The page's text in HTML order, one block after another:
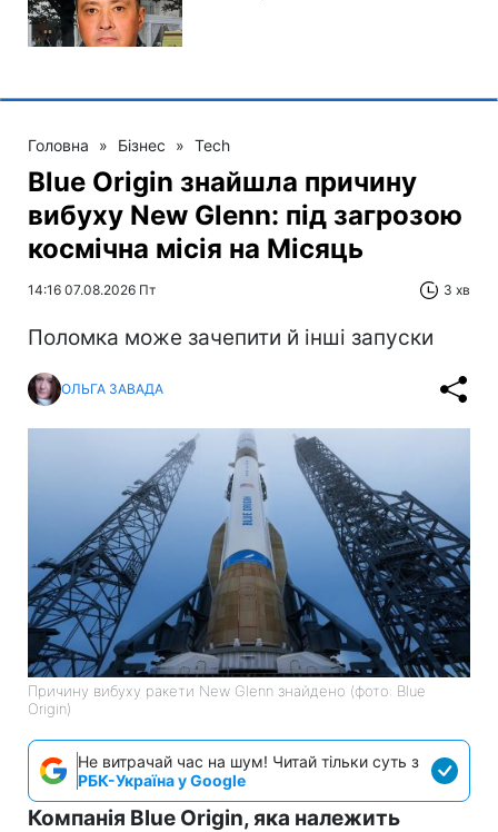
Головна » Бізнес » Tech
Blue Origin знайшла причину
вибуху New Glenn: під загрозою
космічна місія на Місяць
14:16 07.08.2026 Пт 3 хв
Поломка може зачепити й інші запуски
ОЛЬГА ЗАВАДА
Причину вибуху ракети New Glenn знайдено (фото: Blue
Origin)
Не витрачай час на шум! Читай тільки суть з
РБК-Україна у Google
Компанія Blue Origin, яка належить